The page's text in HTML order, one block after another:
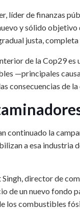
líder de finanzas
y sólido
justa,
de la Cop29
—principales
consecuencias de
continuado la
a esa industria
Singh, director de
de un nuevo fondo
los combustibles